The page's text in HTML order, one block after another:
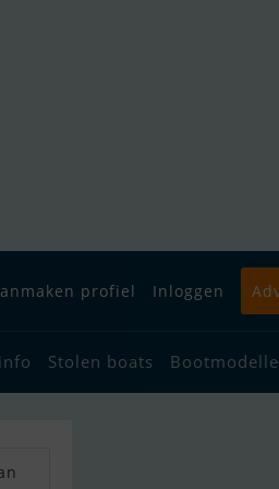
profiel Inloggen
Stolen boats